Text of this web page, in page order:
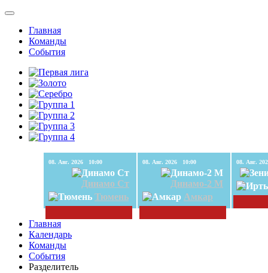
Главная
Команды
События
08. Авг. 2026 10:00
Динамо Ст
Тюмень
08. Авг. 2026 10:00
Динамо-2 М
Амкар
Главная
Календарь
Команды
События
Разделитель